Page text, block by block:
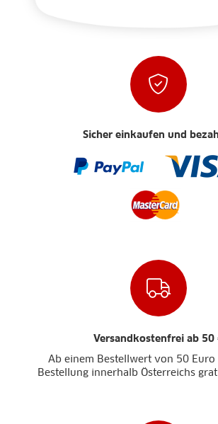
Sicher einkaufen und
Versandkostenfrei ab 50
Ab einem Bestellwert von 50
Bestellung innerhalb Österreichs